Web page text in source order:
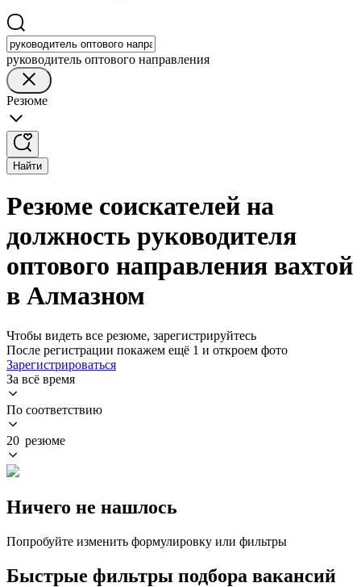
руководитель оптового направления
Резюме
Найти
Резюме соискателей на
должность руководителя
оптового направления вахтой
в Алмазном
Чтобы видеть все резюме, зарегистрируйтесь
После регистрации покажем ещё 1 и откроем фото
Зарегистрироваться
За всё время
По соответствию
20 резюме
Ничего не нашлось
Попробуйте изменить формулировку или фильтры
Быстрые фильтры подбора вакансий